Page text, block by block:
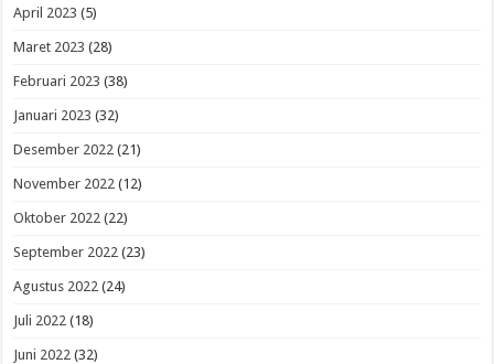
April 2023 (5)
Maret 2023 (28)
Februari 2023 (38)
Januari 2023 (32)
Desember 2022 (21)
November 2022 (12)
Oktober 2022 (22)
September 2022 (23)
Agustus 2022 (24)
Juli 2022 (18)
Juni 2022 (32)